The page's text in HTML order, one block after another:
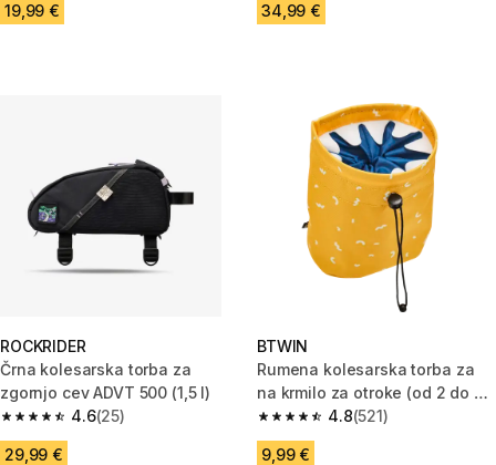
19,99 € 34,99 €
ROCKRIDER
Črna kolesarska torba za
zgornjo cev ADVT 500 (1,5 l)
4.6
4.6 od 5 zvezdic from 25 ocene
(25)
29,99 €
BTWIN
Rumena kolesarska torba za
na krmilo za otroke (od 2 do 6
let)
4.8
4.8 od 5 zvezdic from 521
(521)
9,99 €